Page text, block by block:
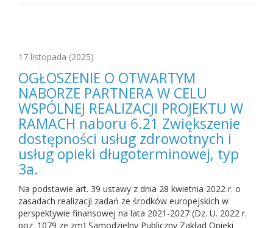
17 listopada (2025)
OGŁOSZENIE O OTWARTYM
NABORZE PARTNERA W CELU
WSPÓLNEJ REALIZACJI PROJEKTU W
RAMACH naboru 6.21 Zwiększenie
dostępności usług zdrowotnych i
usług opieki długoterminowej, typ
3a.
Na podstawie art. 39 ustawy z dnia 28 kwietnia 2022 r. o
zasadach realizacji zadań ze środków europejskich w
perspektywie finansowej na lata 2021-2027 (Dz. U. 2022 r.
poz. 1079 ze zm) Samodzielny Publiczny Zakład Opieki